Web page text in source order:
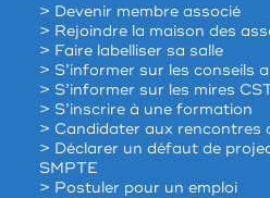
> Devenir membre associé
> Rejoindre la maison des
> Faire labelliser sa salle
> S’informer sur les conseils
> S’informer sur les mires
> S’inscrire à une formation
> Candidater aux rencontres
> Déclarer un défaut de
SMPTE
> Postuler pour un emploi